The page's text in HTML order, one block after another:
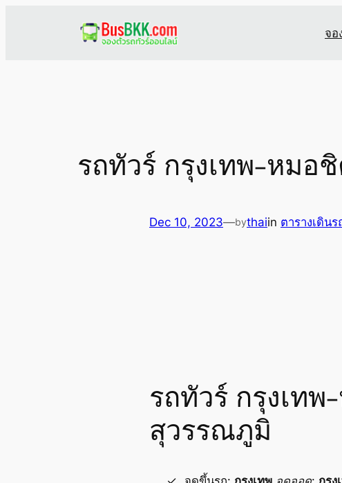
จอ
รถทัวร์ กรุงเทพ-หมอ
Dec 10, 2023—bythaiin ตารางเดินร
รถทัวร์ กรุงเท
สุวรรณภูมิ